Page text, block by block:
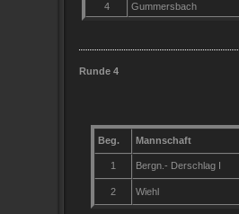
4
Gummersbach
Runde 4
Beg. Mannschaft
1 Bergn.- Derschlag I
2 Wiehl